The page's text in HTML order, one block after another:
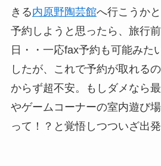
きる内原野陶芸館へ行こうかと
予約しようと思ったら、旅行
日・・一応fax予約も可能みた
したが、これで予約が取れる
からず超不安。もしダメなら
やゲームコーナーの室内遊び
って！？と覚悟しつついざ出発